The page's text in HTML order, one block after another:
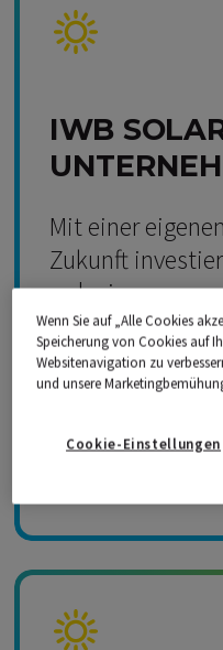
Kompetenz Solar
IWB
Mit einer
Zukunft
reduzieren.
Schweizweit
Kompetenz Solar
Wenn Sie auf „Alle Cookies
Speicherung von Cookies auf
Websitenavigation zu
und unsere
Cookie-Einstellungen